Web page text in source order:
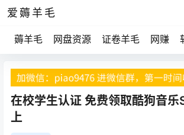
爱薅羊毛
薅羊毛 网盘资源 证卷羊毛 网赚
在校学生认证 免费领取酷狗音乐
上